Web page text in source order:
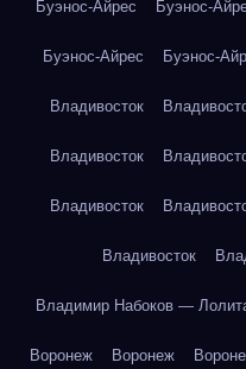
Буэнос-Айрес Буэнос-
Буэнос-Айрес Буэнос-
Владивосток
Владивосток
Владивосток
Владивосток
Владимир Набоков —
Воронеж Воронеж